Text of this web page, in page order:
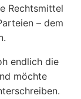
Rechtsmittel
– dem
endlich die
möchte